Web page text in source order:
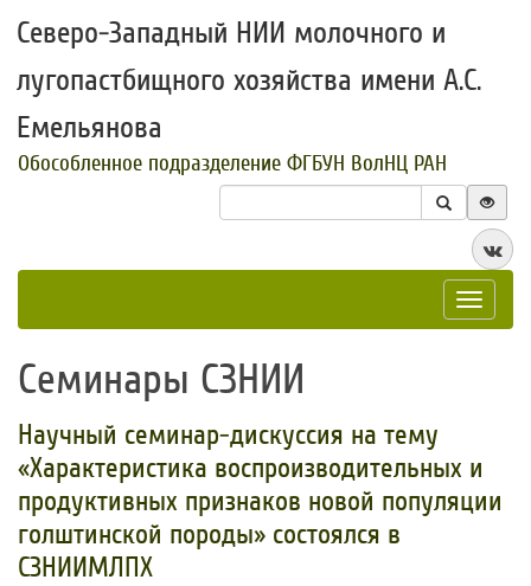
Северо-Западный НИИ молочного и
лугопастбищного хозяйства имени А.С.
Емельянова
Обособленное подразделение ФГБУН ВолНЦ РАН
Toggle
Семинары СЗНИИ
Научный семинар-дискуссия на тему
«Характеристика воспроизводительных и
продуктивных признаков новой популяции
голштинской породы» состоялся в
СЗНИИМЛПХ